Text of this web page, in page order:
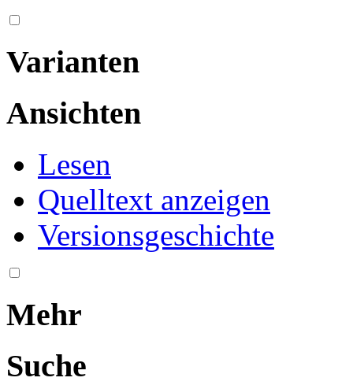
Varianten
Ansichten
Lesen
Quelltext anzeigen
Versionsgeschichte
Mehr
Suche